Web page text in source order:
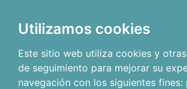
Utilizamos cookies
Este sitio web utiliza cookies y
de seguimiento para mejorar su
navegación con los siguientes fines: